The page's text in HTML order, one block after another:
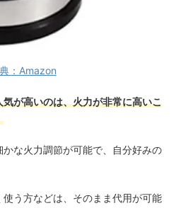
：Amazon
が高いのは、火力が非常に高いこ
な火力調節が可能で、自分好みの
う方などは、そのまま代用が可能